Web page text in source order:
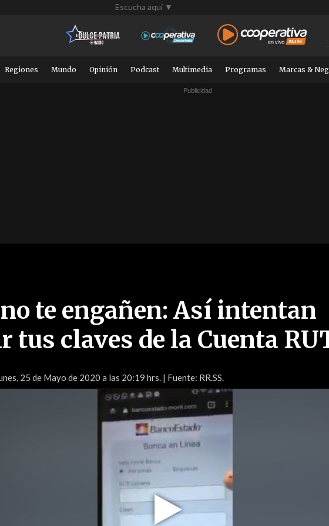
Escucha aquí ▼
Regiones Mundo Opinión Podcast Multimedia Programas Marcas &
te engañen: Así intentan
tus claves de la Cuenta
25 de Mayo de 2020 a las 20:19 hrs. | Fuente: RR.SS.
Play
Video